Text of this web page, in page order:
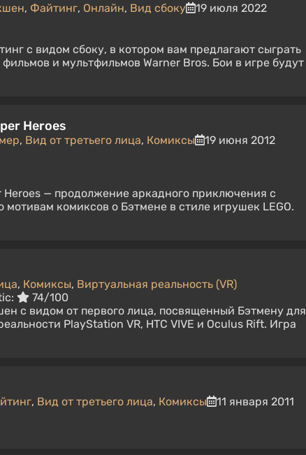
, Файтинг, Онлайн, Вид сбоку
19 июля 2022
с видом сбоку, в котором вам предлагают сыграть
и мультфильмов Warner Bros. Бои в игре будут
Heroes
, Вид от третьего лица, Комиксы
19 июня 2012
Heroes — продолжение аркадного приключения с
мотивам комиксов о Бэтмене в стиле игрушек LEGO.
, Комиксы, Виртуальная реальность (VR)
74/100
с видом от первого лица, посвященный Бэтмену для
PlayStation VR, HTC VIVE и Oculus Rift. Игра
, Вид от третьего лица, Комиксы
11 января 2011